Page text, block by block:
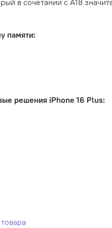
в сочетании с A18
памяти:
решения iPhone 16 Plus: